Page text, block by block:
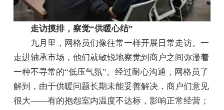
走访摸排，察觉“供暖心结”
九月里，网格员们像往常一样开展日常走访。一
走进轴承市场，他们就敏锐地察觉到商户之间弥漫着
一种不寻常的“低压气氛”。经过耐心沟通，网格员了
解到，由于供暖问题长期未能妥善解决，商户们意见
很大——有的抱怨室内温度不达标，影响正常经营；